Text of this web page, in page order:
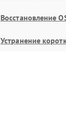
Восстановление
Устранение